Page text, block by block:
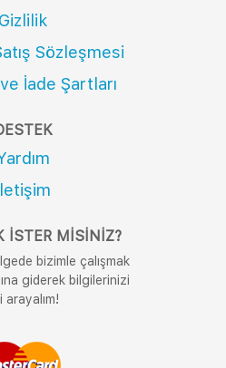
Gizlilik
Sözleşmesi
İade Şartları
İSTER MISINIZ?
bizimle çalışmak
giderek bilgilerinizi